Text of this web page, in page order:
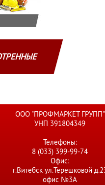
ООО "ПРОФМАРКЕТ ГРУПП"
УНП 391804349
Телефоны:
8 (033) 399-99-74
Офис:
г.Витебск ул.Терешковой
офис №3А